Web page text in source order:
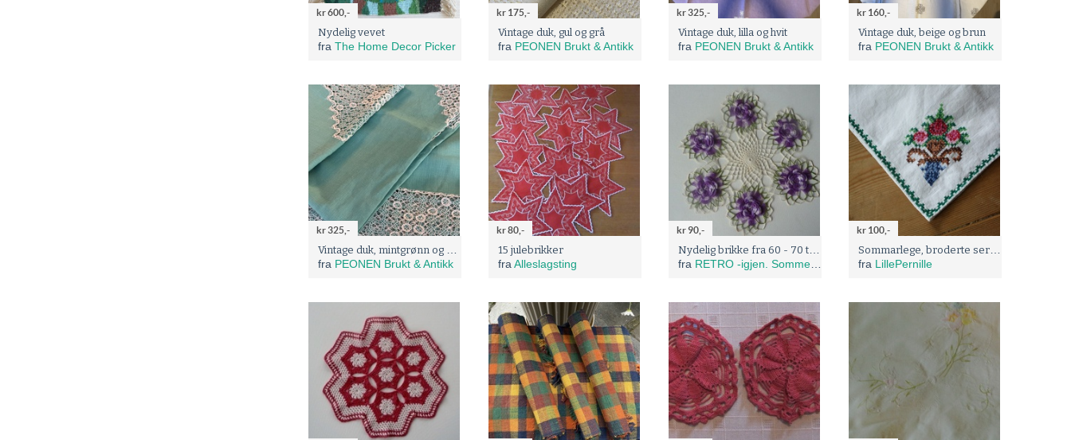
kr 600,-
Nydelig vevet
fra The Home Decor Picker
kr 175,-
Vintage duk, gul og grå
fra PEONEN Brukt & Antikk
kr 325,-
Vintage duk, lilla og hvit
fra PEONEN Brukt & Antikk
kr 160,-
Vintage duk, beige og brun
fra PEONEN Brukt & Antikk
kr 325,-
fra PEONEN Brukt & Antikk
kr 80,-
15 julebrikker
fra Alleslagsting
kr 90,-
fra RETRO -igjen. Sommer salg 20% !
kr 100,-
fra LillePernille